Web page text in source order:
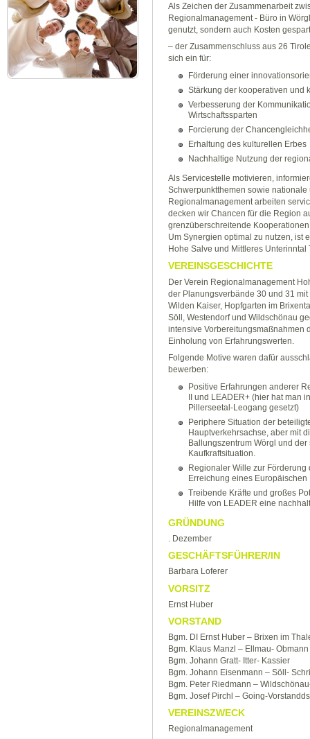
Als Zeichen der Zusammenarbeit
Regionalmanagement - Büro in
genutzt, sondern auch Kosten
– der Zusammenschluss aus 26
sich ein für:
Förderung einer
Stärkung der kooperativen und
Verbesserung der
Wirtschaftssparten
Forcierung der
Erhaltung des kulturellen Erbes
Nachhaltige Nutzung der
Als Servicestelle motivieren,
Schwerpunktthemen sowie
Regionalmanagement arbeiten
decken wir Chancen für die Region
grenzüberschreitende
Um Synergien optimal zu nutzen, ist
Hohe Salve und Mittleres
VEREINSGESCHICHTE
Der Verein Regionalmanagement
der Planungsverbände 30 und 31
Wilden Kaiser, Hopfgarten im
Söll, Westendorf und Wildschönau
intensive Vorbereitungsmaßnahmen
Einholung von Erfahrungswerten.
Folgende Motive waren dafür
bewerben:
Positive Erfahrungen anderer
II und LEADER+ (hier hat man
Pillerseetal-Leogang gesetzt)
Periphere Situation der
Hauptverkehrsachse, aber mit
Ballungszentrum Wörgl und
Kaufkraftsituation.
Regionaler Wille zur
Erreichung eines
Treibende Kräfte und großes
Hilfe von LEADER eine
GRÜNDUNG
. Dezember
GESCHÄFTSFÜHRER/IN
Barbara Loferer
VORSITZ
Ernst Huber
VORSTAND
Bgm. DI Ernst Huber – Brixen im
Bgm. Klaus Manzl – Ellmau-
Bgm. Johann Gratt- Itter- Kassier
Bgm. Johann Eisenmann – Söll-
Bgm. Peter Riedmann –
Bgm. Josef Pirchl – Going-
VEREINSZWECK
Regionalmanagement